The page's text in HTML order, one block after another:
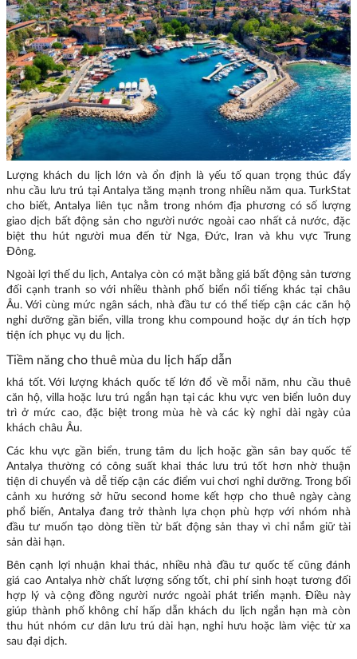
Lượng khách du lịch lớn và ổn định là yếu tố quan trọng thúc đẩy
nhu cầu lưu trú tại Antalya tăng mạnh trong nhiều năm qua. TurkStat
cho biết, Antalya liên tục nằm trong nhóm địa phương có số lượng
giao dịch bất động sản cho người nước ngoài cao nhất cả nước, đặc
biệt thu hút người mua đến từ Nga, Đức, Iran và khu vực Trung
Đông.
Ngoài lợi thế du lịch, Antalya còn có mặt bằng giá bất động sản tương
đối cạnh tranh so với nhiều thành phố biển nổi tiếng khác tại châu
Âu. Với cùng mức ngân sách, nhà đầu tư có thể tiếp cận các căn hộ
nghỉ dưỡng gần biển, villa trong khu compound hoặc dự án tích hợp
tiện ích phục vụ du lịch.
Tiềm năng cho thuê mùa du lịch hấp dẫn
khá tốt. Với lượng khách quốc tế lớn đổ về mỗi năm, nhu cầu thuê
căn hộ, villa hoặc lưu trú ngắn hạn tại các khu vực ven biển luôn duy
trì ở mức cao, đặc biệt trong mùa hè và các kỳ nghỉ dài ngày của
khách châu Âu.
Các khu vực gần biển, trung tâm du lịch hoặc gần sân bay quốc tế
Antalya thường có công suất khai thác lưu trú tốt hơn nhờ thuận
tiện di chuyển và dễ tiếp cận các điểm vui chơi nghỉ dưỡng. Trong bối
cảnh xu hướng sở hữu second home kết hợp cho thuê ngày càng
phổ biến, Antalya đang trở thành lựa chọn phù hợp với nhóm nhà
đầu tư muốn tạo dòng tiền từ bất động sản thay vì chỉ nắm giữ tài
sản dài hạn.
Bên cạnh lợi nhuận khai thác, nhiều nhà đầu tư quốc tế cũng đánh
giá cao Antalya nhờ chất lượng sống tốt, chi phí sinh hoạt tương đối
hợp lý và cộng đồng người nước ngoài phát triển mạnh. Điều này
giúp thành phố không chỉ hấp dẫn khách du lịch ngắn hạn mà còn
thu hút nhóm cư dân lưu trú dài hạn, nghỉ hưu hoặc làm việc từ xa
sau đại dịch.